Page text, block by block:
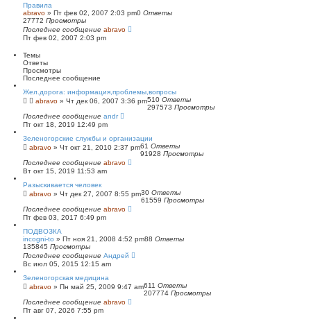
Правила
abravo » Пт фев 02, 2007 2:03 pm0 Ответы
27772 Просмотры
Последнее сообщение abravo
Пт фев 02, 2007 2:03 pm
Темы
Ответы
Просмотры
Последнее сообщение
Жел.дорога: информация,проблемы,вопросы
abravo » Чт дек 06, 2007 3:36 pm510 Ответы
297573 Просмотры
Последнее сообщение andr
Пт окт 18, 2019 12:49 pm
Зеленогорские службы и организации
abravo » Чт окт 21, 2010 2:37 pm61 Ответы
91928 Просмотры
Последнее сообщение abravo
Вт окт 15, 2019 11:53 am
Разыскивается человек
abravo » Чт дек 27, 2007 8:55 pm30 Ответы
61559 Просмотры
Последнее сообщение abravo
Пт фев 03, 2017 6:49 pm
ПОДВОЗКА
incogni-to » Пт ноя 21, 2008 4:52 pm88 Ответы
135845 Просмотры
Последнее сообщение Андрей
Вс июл 05, 2015 12:15 am
Зеленогорская медицина
abravo » Пн май 25, 2009 9:47 am611 Ответы
207774 Просмотры
Последнее сообщение abravo
Пт авг 07, 2026 7:55 pm